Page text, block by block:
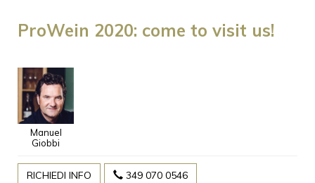
ProWein 2020: come to visit us!
Manuel
Giobbi
RICHIEDI INFO 349 070 0546